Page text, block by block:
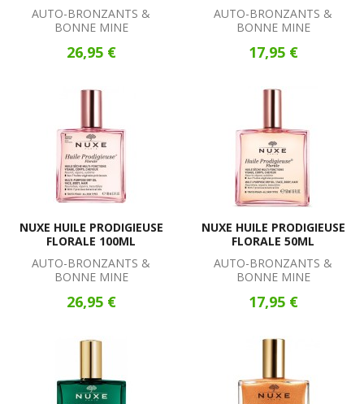
AUTO-BRONZANTS &
BONNE MINE
26,95 €
AUTO-BRONZANTS &
BONNE MINE
17,95 €
NUXE HUILE PRODIGIEUSE
FLORALE 100ML
AUTO-BRONZANTS &
BONNE MINE
26,95 €
NUXE HUILE PRODIGIEUSE
FLORALE 50ML
AUTO-BRONZANTS &
BONNE MINE
17,95 €